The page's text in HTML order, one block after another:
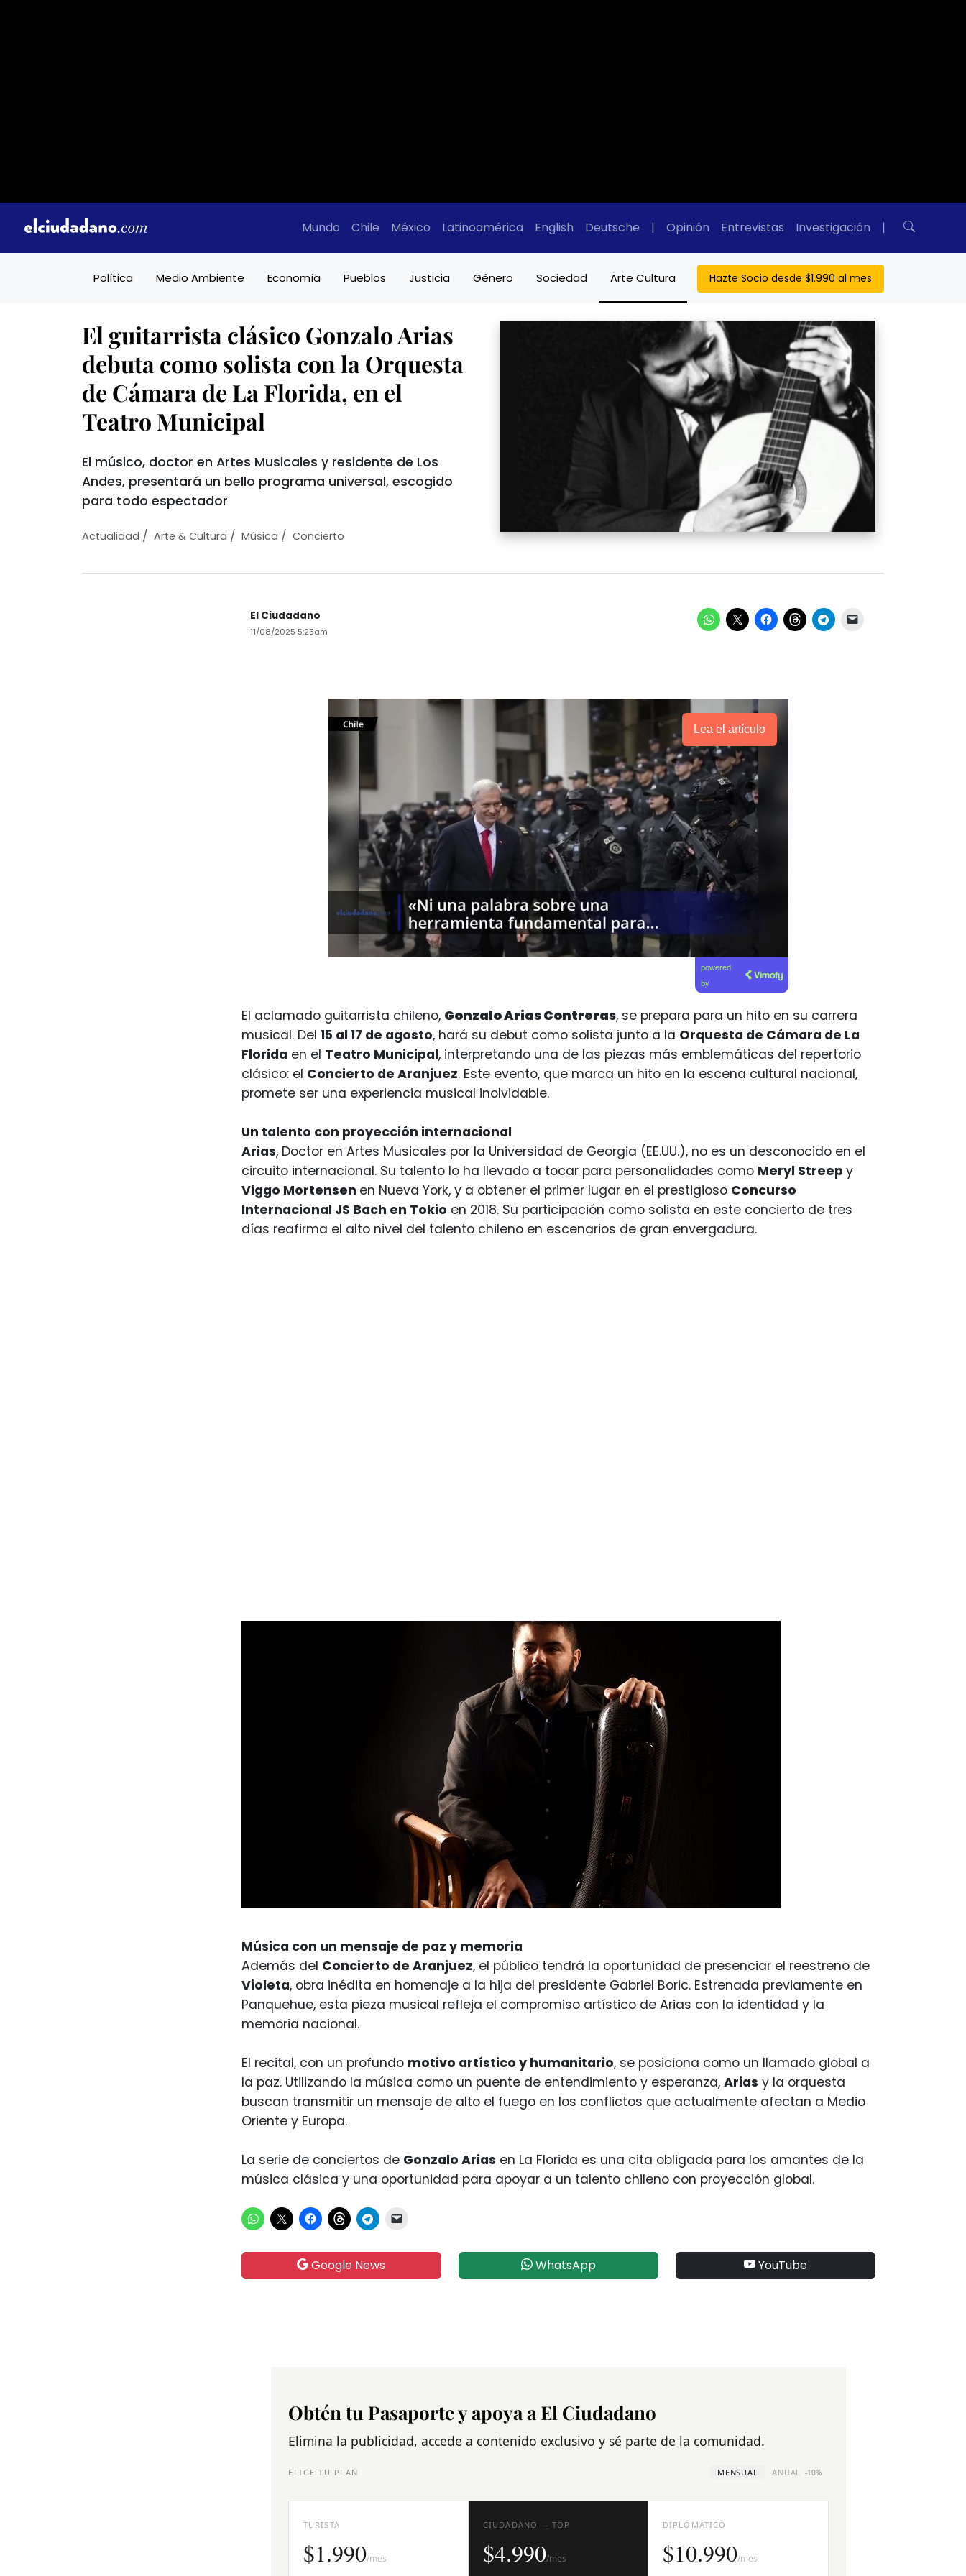
Mundo Chile México Latinoamérica English Deutsche | Opinión Entrevistas Investigación |
Política Medio Ambiente Economía Pueblos Justicia Género Sociedad Arte Cultura Hazte Socio desde $1.990 al mes
El guitarrista clásico Gonzalo Arias
debuta como solista con la Orquesta
de Cámara de La Florida, en el
Teatro Municipal
El músico, doctor en Artes Musicales y residente de Los
Andes, presentará un bello programa universal, escogido
para todo espectador
Actualidad / Arte & Cultura / Música / Concierto
El Ciudadano
11/08/2025 5:25am
Lea el artículo
powered
by
El aclamado guitarrista chileno, Gonzalo Arias Contreras, se prepara para un hito en su carrera
musical. Del 15 al 17 de agosto, hará su debut como solista junto a la Orquesta de Cámara de La
Florida en el Teatro Municipal, interpretando una de las piezas más emblemáticas del repertorio
clásico: el Concierto de Aranjuez. Este evento, que marca un hito en la escena cultural nacional,
promete ser una experiencia musical inolvidable.
Un talento con proyección internacional
Arias, Doctor en Artes Musicales por la Universidad de Georgia (EE.UU.), no es un desconocido en el
circuito internacional. Su talento lo ha llevado a tocar para personalidades como Meryl Streep y
Viggo Mortensen en Nueva York, y a obtener el primer lugar en el prestigioso Concurso
Internacional JS Bach en Tokio en 2018. Su participación como solista en este concierto de tres
días reafirma el alto nivel del talento chileno en escenarios de gran envergadura.
Música con un mensaje de paz y memoria
Además del Concierto de Aranjuez, el público tendrá la oportunidad de presenciar el reestreno de
Violeta, obra inédita en homenaje a la hija del presidente Gabriel Boric. Estrenada previamente en
Panquehue, esta pieza musical refleja el compromiso artístico de Arias con la identidad y la
memoria nacional.
El recital, con un profundo motivo artístico y humanitario, se posiciona como un llamado global a
la paz. Utilizando la música como un puente de entendimiento y esperanza, Arias y la orquesta
buscan transmitir un mensaje de alto el fuego en los conflictos que actualmente afectan a Medio
Oriente y Europa.
La serie de conciertos de Gonzalo Arias en La Florida es una cita obligada para los amantes de la
música clásica y una oportunidad para apoyar a un talento chileno con proyección global.
Google News WhatsApp YouTube
Obtén tu Pasaporte y apoya a El Ciudadano
Elimina la publicidad, accede a contenido exclusivo y sé parte de la comunidad.
ELIGE TU PLAN MENSUAL ANUAL -10%
TURISTA
$1.990/mes
CIUDADANO — TOP
$4.990/mes
DIPLOMÁTICO
$10.990/mes